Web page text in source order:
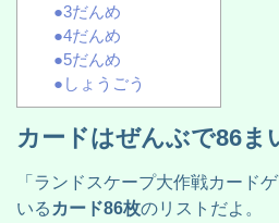
●3だんめ
●4だんめ
●5だんめ
●しょうごう
カードはぜんぶで86ま
「ランドスケープ大作戦カード
いる カード86枚のリストだよ。